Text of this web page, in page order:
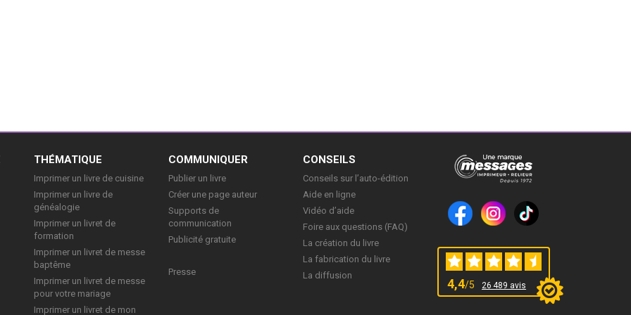
THÉMATIQUE
Imprimer un livre de cuisine
Imprimer un livre de
généalogie
Imprimer un livret de
formation
Imprimer un livret de messe
baptême
Imprimer un livret de messe
pour votre mariage
Imprimer un livret de mon
COMMUNIQUER
Publier un livre
Créer une page auteur
Supports de
communication
Publicité gratuite
Presse
CONSEILS
Conseils sur l’auto-édition
Aide en ligne
Vidéo d’aide
Foire aux questions (FAQ)
La création du livre
La fabrication du livre
La diffusion
4,4/5 26 489 avis